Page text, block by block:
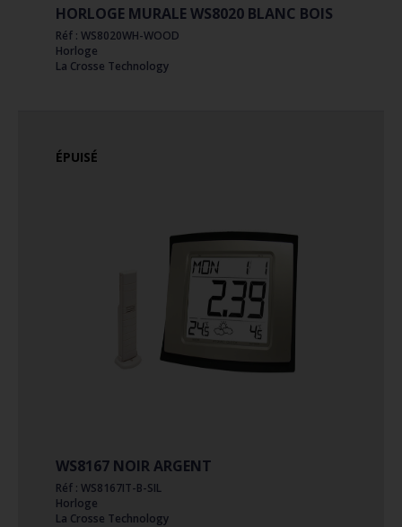
HORLOGE MURALE WS8020 BLANC BOIS
Réf : WS8020WH-WOOD
Horloge
La Crosse Technology
ÉPUISÉ
WS8167 NOIR ARGENT
Réf : WS8167IT-B-SIL
Horloge
La Crosse Technology